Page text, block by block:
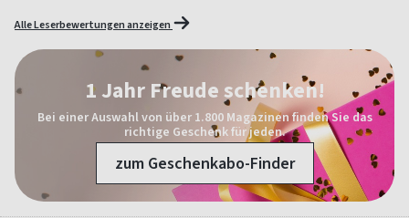
Alle Leserbewertungen anzeigen
1 Jahr Freude schenken!
Bei einer Auswahl von über 1.800 Magazinen finden Sie das
richtige Geschenk für jeden.
zum Geschenkabo-Finder